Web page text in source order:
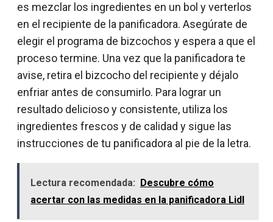
es mezclar los ingredientes en un bol y verterlos
en el recipiente de la panificadora. Asegúrate de
elegir el programa de bizcochos y espera a que el
proceso termine. Una vez que la panificadora te
avise, retira el bizcocho del recipiente y déjalo
enfriar antes de consumirlo. Para lograr un
resultado delicioso y consistente, utiliza los
ingredientes frescos y de calidad y sigue las
instrucciones de tu panificadora al pie de la letra.
Lectura recomendada: Descubre cómo
acertar con las medidas en la panificadora Lidl